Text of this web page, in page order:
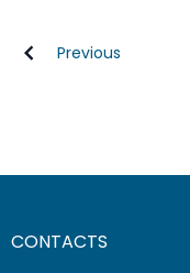
Previous
CONTACTS